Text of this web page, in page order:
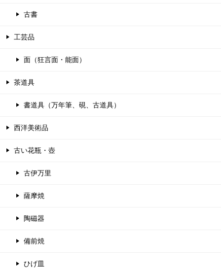
古書
工芸品
面（狂言面・能面）
茶道具
書道具（万年筆、硯、古道具）
西洋美術品
古い花瓶・壺
古伊万里
薩摩焼
陶磁器
備前焼
ひげ皿